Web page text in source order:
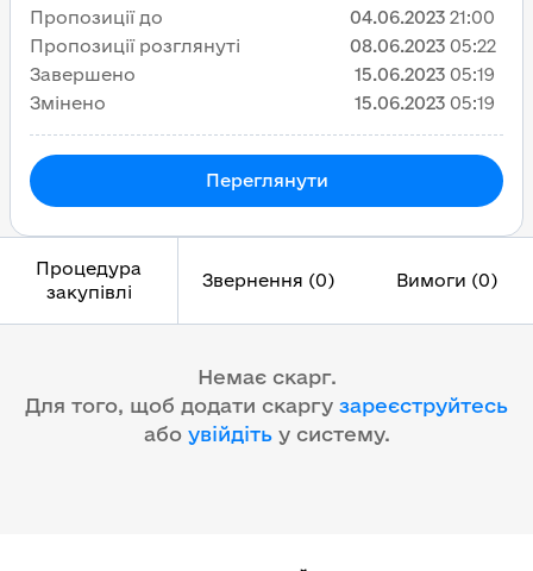
Процедура
закупівлі
Звернення (0) Вимоги (0)
Немає скарг.
Для того, щоб додати скаргу зареєструйтесь
або увійдіть у систему.
Пропозиції до
04.06.2023 21:00
Пропозиції розглянуті
08.06.2023 05:22
Завершено
15.06.2023 05:19
Змінено
15.06.2023 05:19
Переглянути